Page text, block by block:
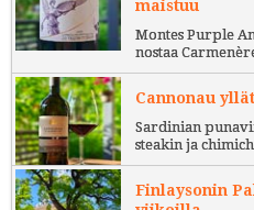
maistuu
Montes Purple
nostaa
Cannonau
Sardinian
steakin ja
Finlaysonin